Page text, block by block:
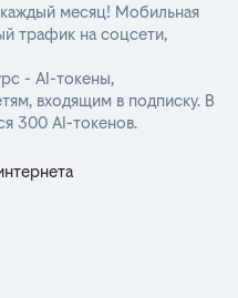
месяц! Мобильная
трафик на соцсети,
- AI-токены,
входящим в подписку. В
300 AI-токенов.